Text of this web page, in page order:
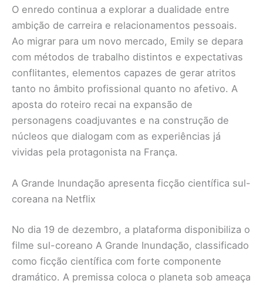
O enredo continua a explorar a dualidade entre
ambição de carreira e relacionamentos pessoais.
Ao migrar para um novo mercado, Emily se depara
com métodos de trabalho distintos e expectativas
conflitantes, elementos capazes de gerar atritos
tanto no âmbito profissional quanto no afetivo. A
aposta do roteiro recai na expansão de
personagens coadjuvantes e na construção de
núcleos que dialogam com as experiências já
vividas pela protagonista na França.
A Grande Inundação apresenta ficção científica sul-
coreana na Netflix
No dia 19 de dezembro, a plataforma disponibiliza o
filme sul-coreano A Grande Inundação, classificado
como ficção científica com forte componente
dramático. A premissa coloca o planeta sob ameaça